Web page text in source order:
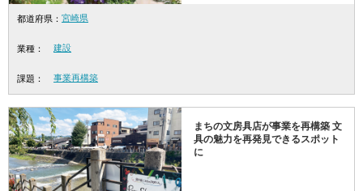
都道府県： 宮崎県
業種： 建設
課題： 事業再構築
まちの文房具店が事業を再構築 文
具の魅力を再発見できるスポット
に